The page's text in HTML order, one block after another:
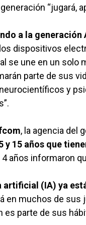
“jugará,
a la generación
dispositivos
se une en un solo
parte de sus
y
, la agencia del
y 15 años que
años informaron
artificial (IA) ya
en muchos de
es parte de sus